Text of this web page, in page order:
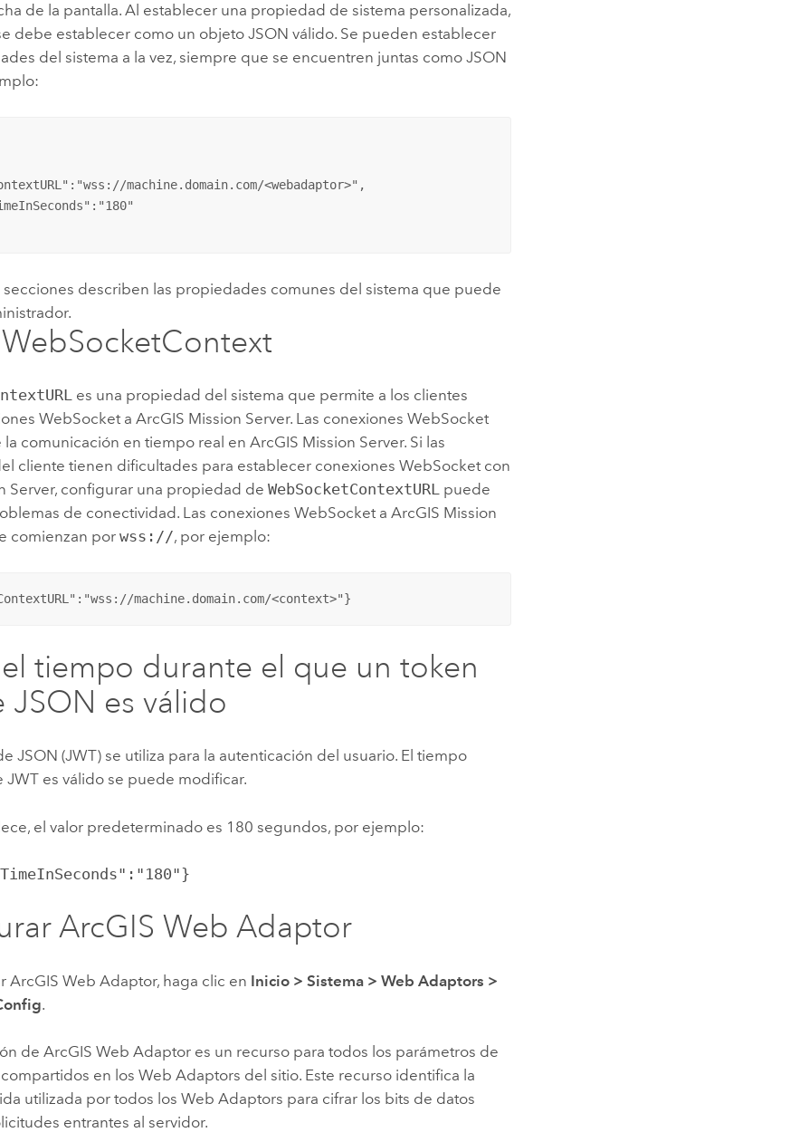
de la pantalla. Al establecer una propiedad de sistema personalizada,
debe establecer como un objeto JSON válido. Se pueden establecer
del sistema a la vez, siempre que se encuentren juntas como JSON
machine.domain.com/<webadaptor>",
secciones describen las propiedades comunes del sistema que puede
es una propiedad del sistema que permite a los clientes
WebSocket aArcGIS Mission Server. Las conexiones WebSocket
la comunicación en tiempo real enArcGIS Mission Server. Si las
cliente tienen dificultades para establecer conexiones WebSocket con
Server, configurar una propiedad deWebSocketContextURL puede
de conectividad. Las conexiones WebSocket aArcGIS Mission
comienzan porwss://, por ejemplo:
machine.domain.com/<context>"}
tiempo durante el que un token
JSON es válido
JSON (JWT) se utiliza para la autenticación del usuario. El tiempo
JWT es válido se puede modificar.
el valor predeterminado es 180 segundos, por ejemplo:
ArcGIS Web Adaptor
ArcGIS Web Adaptor, haga clic en Inicio > Sistema > Web Adaptors >
.
deArcGIS Web Adaptor es un recurso para todos los parámetros de
en los Web Adaptors del sitio. Este recurso identifica la
utilizada por todos los Web Adaptors para cifrar los bits de datos
entrantes al servidor.